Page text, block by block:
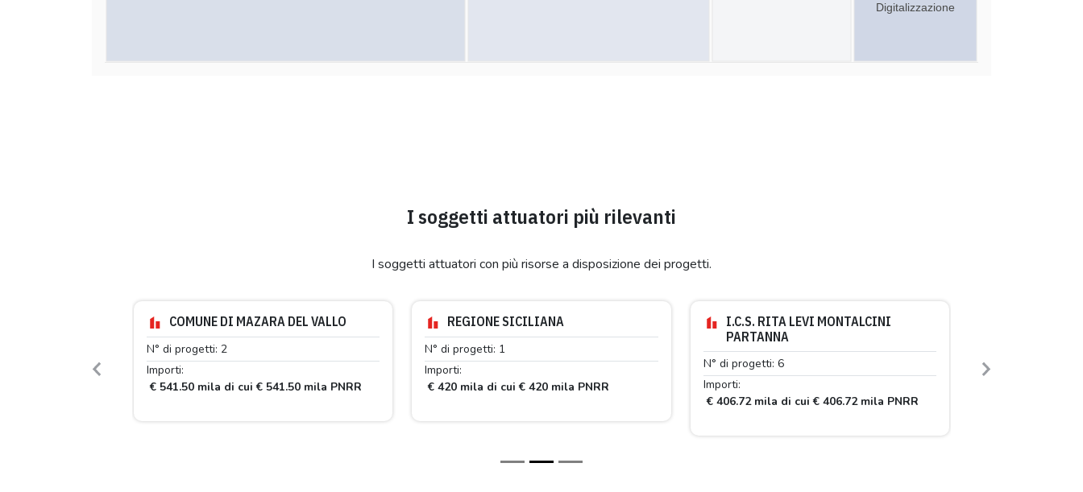
Digitalizzazione
I soggetti attuatori più rilevanti
I soggetti attuatori con più risorse a disposizione dei progetti.
COMUNE DI MAZARA DEL VALLO
N° di progetti: 2
Importi:
€ 541.50 mila di cui € 541.50 mila PNRR
REGIONE SICILIANA
N° di progetti: 1
Importi:
€ 420 mila di cui € 420 mila PNRR
I.C.S. RITA LEVI MONTALCINI
PARTANNA
N° di progetti: 6
Importi:
€ 406.72 mila di cui € 406.72 mila PNRR
Previous Next